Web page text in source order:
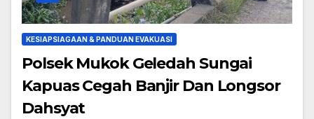
KESIAPSIAGAAN & PANDUAN EVAKUASI
Polsek Mukok Geledah Sungai
Kapuas Cegah Banjir Dan Longsor
Dahsyat